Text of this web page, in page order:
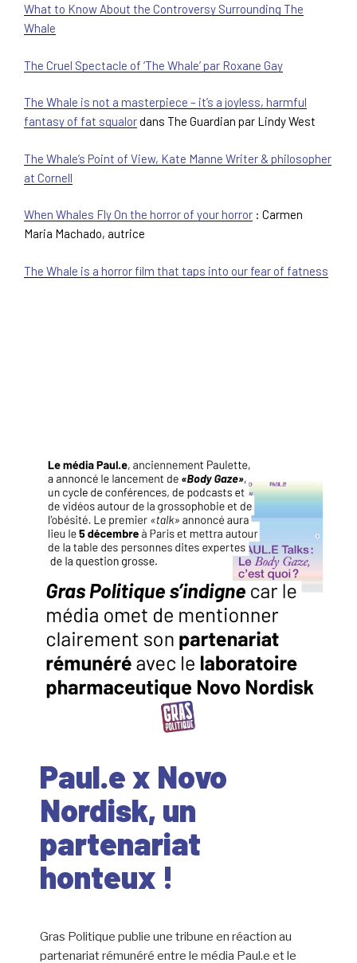
What to Know About the Controversy Surrounding The
Whale
The Cruel Spectacle of ‘The Whale’ par Roxane Gay
The Whale is not a masterpiece – it’s a joyless, harmful
fantasy of fat squalordans The Guardian par Lindy West
The Whale’s Point of View, Kate Manne Writer & philosopher
at Cornell
When Whales Fly On the horror of your horror : Carmen
Maria Machado, autrice
The Whale is a horror film that taps into our fear of fatness
Paul.e x Novo
Nordisk, un
partenariat
honteux !
Gras Politique publie une tribune en réaction au
partenariat rémunéré entre le média Paul.e et le